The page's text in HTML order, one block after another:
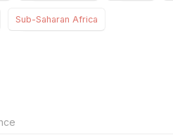
Sub-Saharan Africa